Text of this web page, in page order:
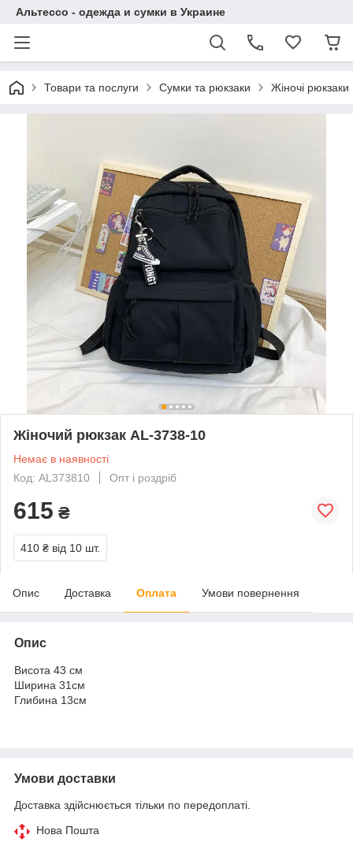
Альтессо - одежда и сумки в Украине
Товари та послуги Сумки та рюкзаки Жіночі рюкзаки
Жіночий рюкзак AL-3738-10
Немає в наявності
Код: AL373810
Опт і роздріб
615 ₴
410 ₴ від 10 шт.
Опис Доставка Оплата Умови повернення
Опис
Висота 43 см
Ширина 31см
Глибина 13см
Умови доставки
Доставка здійснюється тільки по передоплаті.
Нова Пошта